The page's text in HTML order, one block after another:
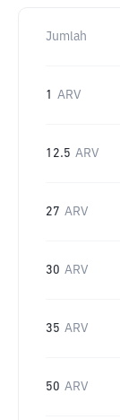
Jumlah
1 ARV
12.5 ARV
27 ARV
30 ARV
35 ARV
50 ARV